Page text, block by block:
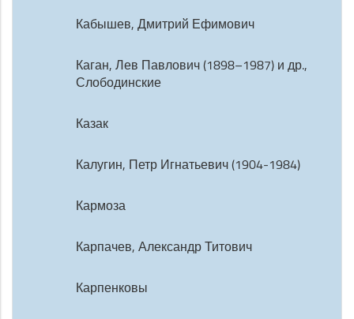
Кабышев, Дмитрий Ефимович
Каган, Лев Павлович (1898–1987) и др.,
Слободинские
Казак
Калугин, Петр Игнатьевич (1904-1984)
Кармоза
Карпачев, Александр Титович
Карпенковы